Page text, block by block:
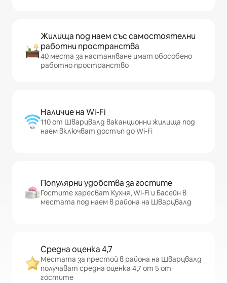
Жилища под наем със самостоятелни
работни пространства
40 места за настаняване имат обособено
работно пространство
Наличие на Wi-Fi
110 от Шварцвалд ваканционни жилища под
наем включват достъп до Wi-Fi
Популярни удобства за гостите
Гостите харесват Кухня, Wi-Fi и Басейн в
местата под наем в района на Шварцвалд
Средна оценка 4,7
Местата за престой в района на Шварцвалд
получават средна оценка 4,7 от 5 от
гостите